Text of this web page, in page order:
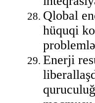
Qlobal
hüquqi
Enerji